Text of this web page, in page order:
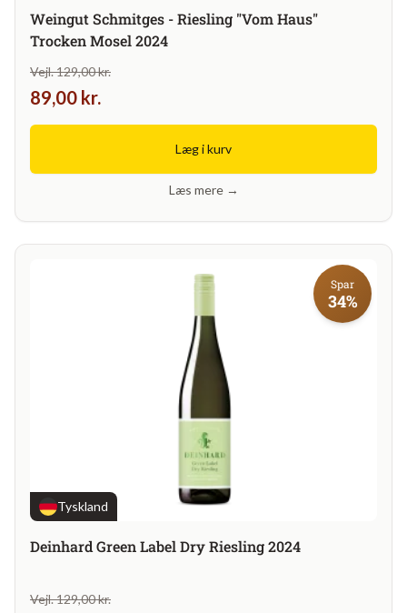
Weingut Schmitges - Riesling "Vom Haus"
Trocken Mosel 2024
Vejl. 129,00 kr.
89,00 kr.
Læg i kurv
Læs mere →
Spar
34%
Tyskland
Deinhard Green Label Dry Riesling 2024
Vejl. 129,00 kr.